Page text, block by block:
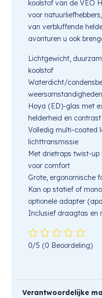
koolstof van de VEO
voor
van verbluffende
avonturen u ook
Lichtgewicht,
koolstof
Waterdicht/
Hoya (ED)-glas met
helderheid en contrast
Volledig multi-coated
lichttransmissie
Met drietraps twist-up
voor comfort
Grote, ergonomische
Kan op statief of
optionele adapter
Inclusief draagtas en
0/5 (0 Beoordeling)
Verantwoordelijke